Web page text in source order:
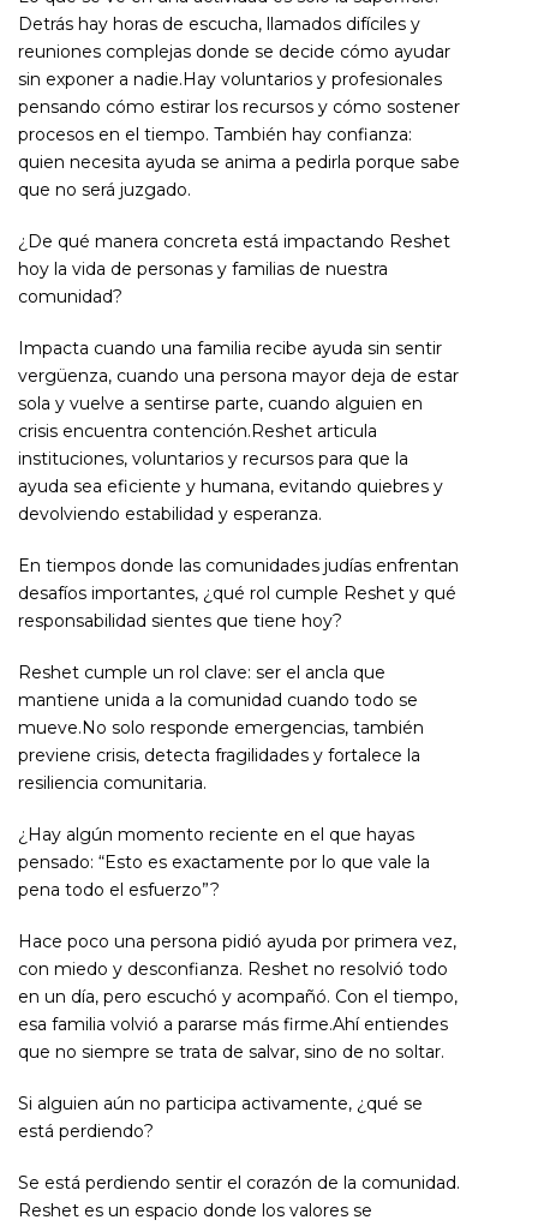
Detrás hay horas de escucha, llamados difíciles y
reuniones complejas donde se decide cómo ayudar
sin exponer a nadie.Hay voluntarios y profesionales
pensando cómo estirar los recursos y cómo sostener
procesos en el tiempo. También hay confianza:
quien necesita ayuda se anima a pedirla porque sabe
que no será juzgado.
¿De qué manera concreta está impactando Reshet
hoy la vida de personas y familias de nuestra
comunidad?
Impacta cuando una familia recibe ayuda sin sentir
vergüenza, cuando una persona mayor deja de estar
sola y vuelve a sentirse parte, cuando alguien en
crisis encuentra contención.Reshet articula
instituciones, voluntarios y recursos para que la
ayuda sea eficiente y humana, evitando quiebres y
devolviendo estabilidad y esperanza.
En tiempos donde las comunidades judías enfrentan
desafíos importantes, ¿qué rol cumple Reshet y qué
responsabilidad sientes que tiene hoy?
Reshet cumple un rol clave: ser el ancla que
mantiene unida a la comunidad cuando todo se
mueve.No solo responde emergencias, también
previene crisis, detecta fragilidades y fortalece la
resiliencia comunitaria.
¿Hay algún momento reciente en el que hayas
pensado: “Esto es exactamente por lo que vale la
pena todo el esfuerzo”?
Hace poco una persona pidió ayuda por primera vez,
con miedo y desconfianza. Reshet no resolvió todo
en un día, pero escuchó y acompañó. Con el tiempo,
esa familia volvió a pararse más firme.Ahí entiendes
que no siempre se trata de salvar, sino de no soltar.
Si alguien aún no participa activamente, ¿qué se
está perdiendo?
Se está perdiendo sentir el corazón de la comunidad.
Reshet es un espacio donde los valores se